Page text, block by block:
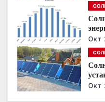
п
и
с
я
Окт
Окт